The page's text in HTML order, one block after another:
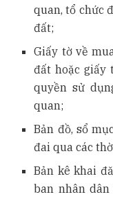
quan, tổ chức
đất;
Giấy tờ về
đất hoặc giấy
quyền sử
quan;
Bản đồ, sổ
đai qua các
Bản kê khai
ban nhân